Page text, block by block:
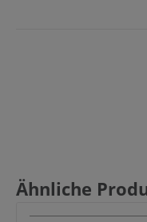
Produktgalerie
Ähnliche